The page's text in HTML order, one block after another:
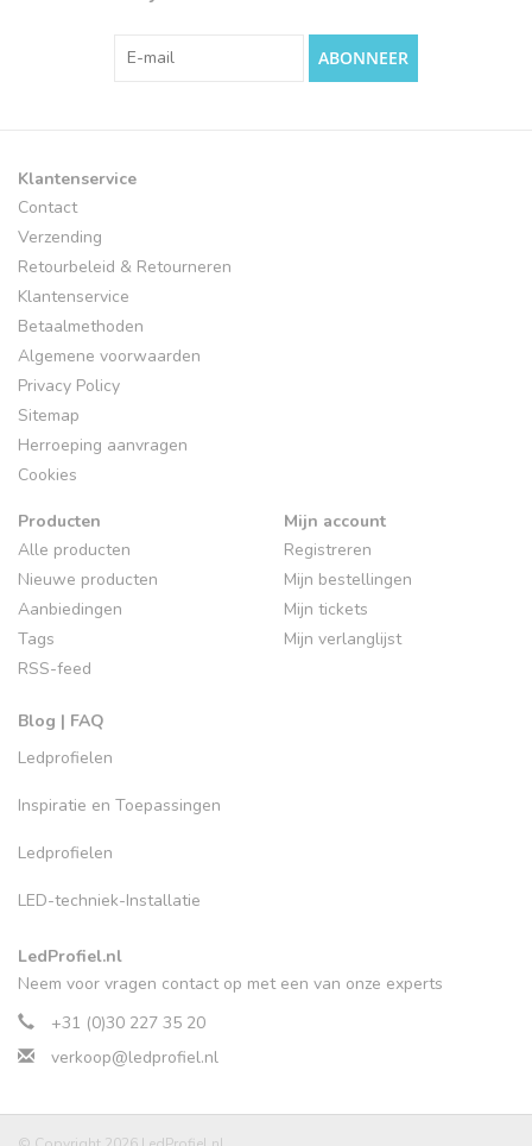
ABONNEER
Klantenservice
Contact
Verzending
Retourbeleid & Retourneren
Klantenservice
Betaalmethoden
Algemene voorwaarden
Privacy Policy
Sitemap
Herroeping aanvragen
Cookies
Producten
Alle producten
Nieuwe producten
Aanbiedingen
Tags
RSS-feed
Blog | FAQ
Ledprofielen
Inspiratie en Toepassingen
Ledprofielen
LED-techniek-Installatie
Mijn account
Registreren
Mijn bestellingen
Mijn tickets
Mijn verlanglijst
LedProfiel.nl
Neem voor vragen contact op met een van onze experts
+31 (0)30 227 35 20
verkoop@ledprofiel.nl